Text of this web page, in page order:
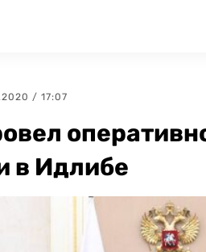
/ 17:07
в Идлибе